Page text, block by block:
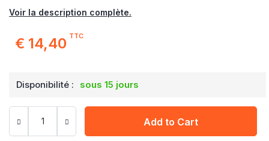
Voir la description complète.
€ 14,40 TTC
Disponibilité : sous 15 jours
Add to Cart